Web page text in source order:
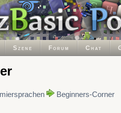
Szene Forum Chat
Beginners-Corner